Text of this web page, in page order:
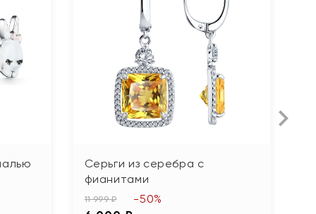
Серьги из серебра с
фианитами
11 999 ₽ -50%